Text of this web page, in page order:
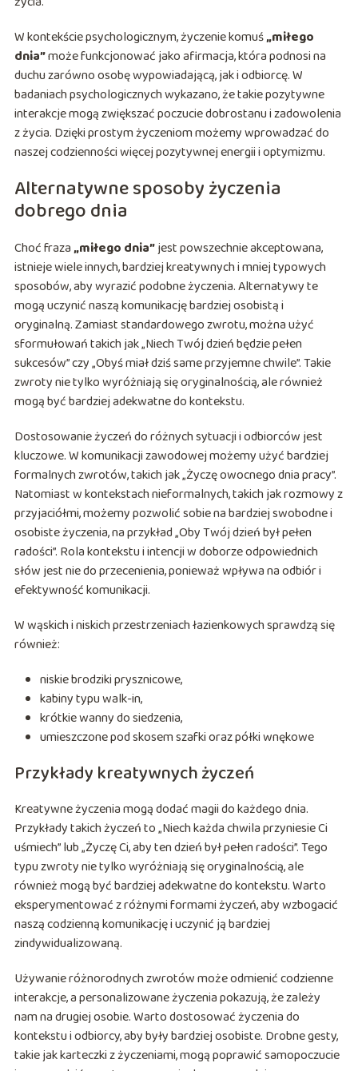
W kontekście psychologicznym, życzenie komuś„miłego
dnia”może funkcjonować jako afirmacja, która podnosi na
duchu zarówno osobę wypowiadającą, jak i odbiorcę. W
badaniach psychologicznych wykazano, że takie pozytywne
interakcje mogą zwiększać poczucie dobrostanu i zadowolenia
z życia. Dzięki prostym życzeniom możemy wprowadzać do
naszej codzienności więcej pozytywnej energii i optymizmu.
Alternatywne sposoby życzenia
dobrego dnia
Choć fraza„miłego dnia”jest powszechnie akceptowana,
istnieje wiele innych, bardziej kreatywnych i mniej typowych
sposobów, aby wyrazić podobne życzenia. Alternatywy te
mogą uczynić naszą komunikację bardziej osobistą i
oryginalną. Zamiast standardowego zwrotu, można użyć
sformułowań takich jak „Niech Twój dzień będzie pełen
sukcesów” czy „Obyś miał dziś same przyjemne chwile”. Takie
zwroty nie tylko wyróżniają się oryginalnością, ale również
mogą być bardziej adekwatne do kontekstu.
Dostosowanie życzeń do różnych sytuacji i odbiorców jest
kluczowe. W komunikacji zawodowej możemy użyć bardziej
formalnych zwrotów, takich jak „Życzę owocnego dnia pracy”.
Natomiast w kontekstach nieformalnych, takich jak rozmowy z
przyjaciółmi, możemy pozwolić sobie na bardziej swobodne i
osobiste życzenia, na przykład „Oby Twój dzień był pełen
radości”. Rola kontekstu i intencji w doborze odpowiednich
słów jest nie do przecenienia, ponieważ wpływa na odbiór i
efektywność komunikacji.
W wąskich i niskich przestrzeniach łazienkowych sprawdzą się
również:
niskie brodziki prysznicowe,
kabiny typu walk-in,
krótkie wanny do siedzenia,
umieszczone pod skosem szafki oraz półki wnękowe
Przykłady kreatywnych życzeń
Kreatywne życzenia mogą dodać magii do każdego dnia.
Przykłady takich życzeń to „Niech każda chwila przyniesie Ci
uśmiech” lub „Życzę Ci, aby ten dzień był pełen radości”. Tego
typu zwroty nie tylko wyróżniają się oryginalnością, ale
również mogą być bardziej adekwatne do kontekstu. Warto
eksperymentować z różnymi formami życzeń, aby wzbogacić
naszą codzienną komunikację i uczynić ją bardziej
zindywidualizowaną.
Używanie różnorodnych zwrotów może odmienić codzienne
interakcje, a personalizowane życzenia pokazują, że zależy
nam na drugiej osobie. Warto dostosować życzenia do
kontekstu i odbiorcy, aby były bardziej osobiste. Drobne gesty,
takie jak karteczki z życzeniami, mogą poprawić samopoczucie